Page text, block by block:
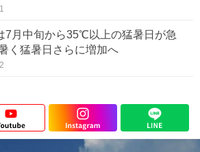
7月中旬から35℃以上の猛暑日が急
く猛暑日さらに増加へ